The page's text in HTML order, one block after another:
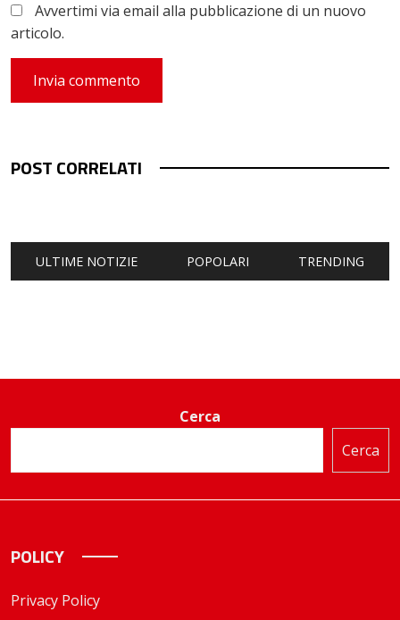
Avvertimi via email alla pubblicazione di un nuovo
articolo.
POST CORRELATI
ULTIME NOTIZIE POPOLARI TRENDING
Cerca
Cerca
POLICY
Privacy Policy